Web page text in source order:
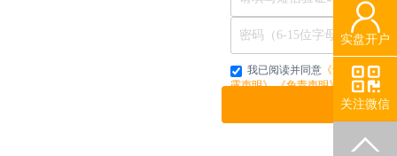
实盘开户
关注微信
我已阅读并同意 《贵金属客户
露声明》 《免责声明》